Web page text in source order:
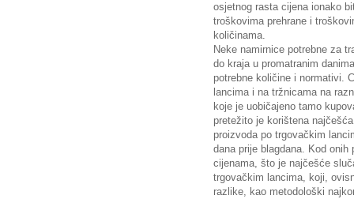
osjetnog rasta cijena ionako
troškovima prehrane i
količinama.
Neke namirnice potrebne za
do kraja u promatranim
potrebne količine i normativi.
lancima i na tržnicama na
koje je uobičajeno tamo
pretežito je korištena
proizvoda po trgovačkim
dana prije blagdana. Kod
cijenama, što je najčešće
trgovačkim lancima, koji,
razlike, kao metodološki